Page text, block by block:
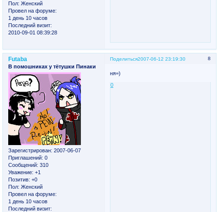
Пол: Женский
Провел на форуме:
1 день 10 часов
Последний визит:
2010-09-01 08:39:28
Поделиться 8
2007-06-12 23:19:30
Futaba
В помошниках у тётушки Пинаки
Зарегистрирован: 2007-06-07
Приглашений: 0
Сообщений: 310
Уважение: +1
Позитив: +0
Пол: Женский
Провел на форуме:
1 день 10 часов
Последний визит:
ня=)
0